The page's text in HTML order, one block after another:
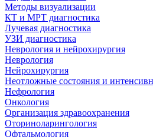
Методы визуализации
КТ и МРТ диагностика
Лучевая диагностика
УЗИ диагностика
Неврология и нейрохирургия
Неврология
Нейрохирургия
Неотложные состояния и
Нефрология
Онкология
Организация здравоохранения
Оториноларингология
Офтальмология